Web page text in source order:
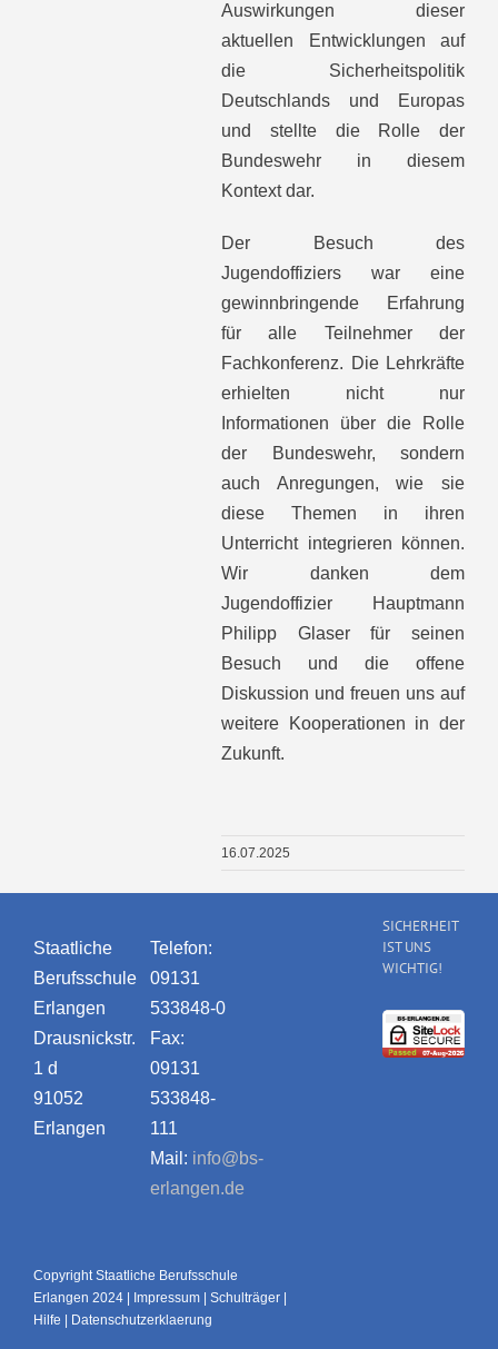
Auswirkungen dieser
aktuellen Entwicklungen auf
die Sicherheitspolitik
Deutschlands und Europas
und stellte die Rolle der
Bundeswehr in diesem
Kontext dar.
Der Besuch des
Jugendoffiziers war eine
gewinnbringende Erfahrung
für alle Teilnehmer der
Fachkonferenz. Die Lehrkräfte
erhielten nicht nur
Informationen über die Rolle
der Bundeswehr, sondern
auch Anregungen, wie sie
diese Themen in ihren
Unterricht integrieren können.
Wir danken dem
Jugendoffizier Hauptmann
Philipp Glaser für seinen
Besuch und die offene
Diskussion und freuen uns auf
weitere Kooperationen in der
Zukunft.
16.07.2025
Staatliche
Berufsschule
Erlangen
Drausnickstr.
1 d
91052
Erlangen
Telefon:
09131
533848-0
Fax:
09131
533848-
111
Mail: info@bs-
erlangen.de
SICHERHEIT
IST UNS
WICHTIG!
Copyright Staatliche Berufsschule
Erlangen 2024 |
Impressum Schulträger
Hilfe
Datenschutzerklaerung